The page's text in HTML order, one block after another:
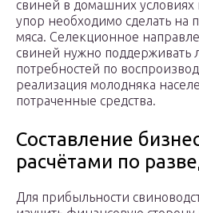
свиней в домашних условиях
упор необходимо сделать на
мяса. Селекционное
свиней нужно поддерживать
потребностей по
реализация молодняка
потраченные средства.
Составление
расчётами по
Для прибыльности